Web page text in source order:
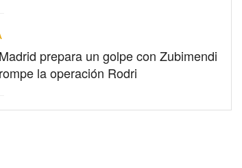
prepara un golpe con Zubimendi
la operación Rodri